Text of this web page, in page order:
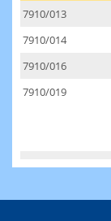
7910/013
7910/014
7910/016
7910/019